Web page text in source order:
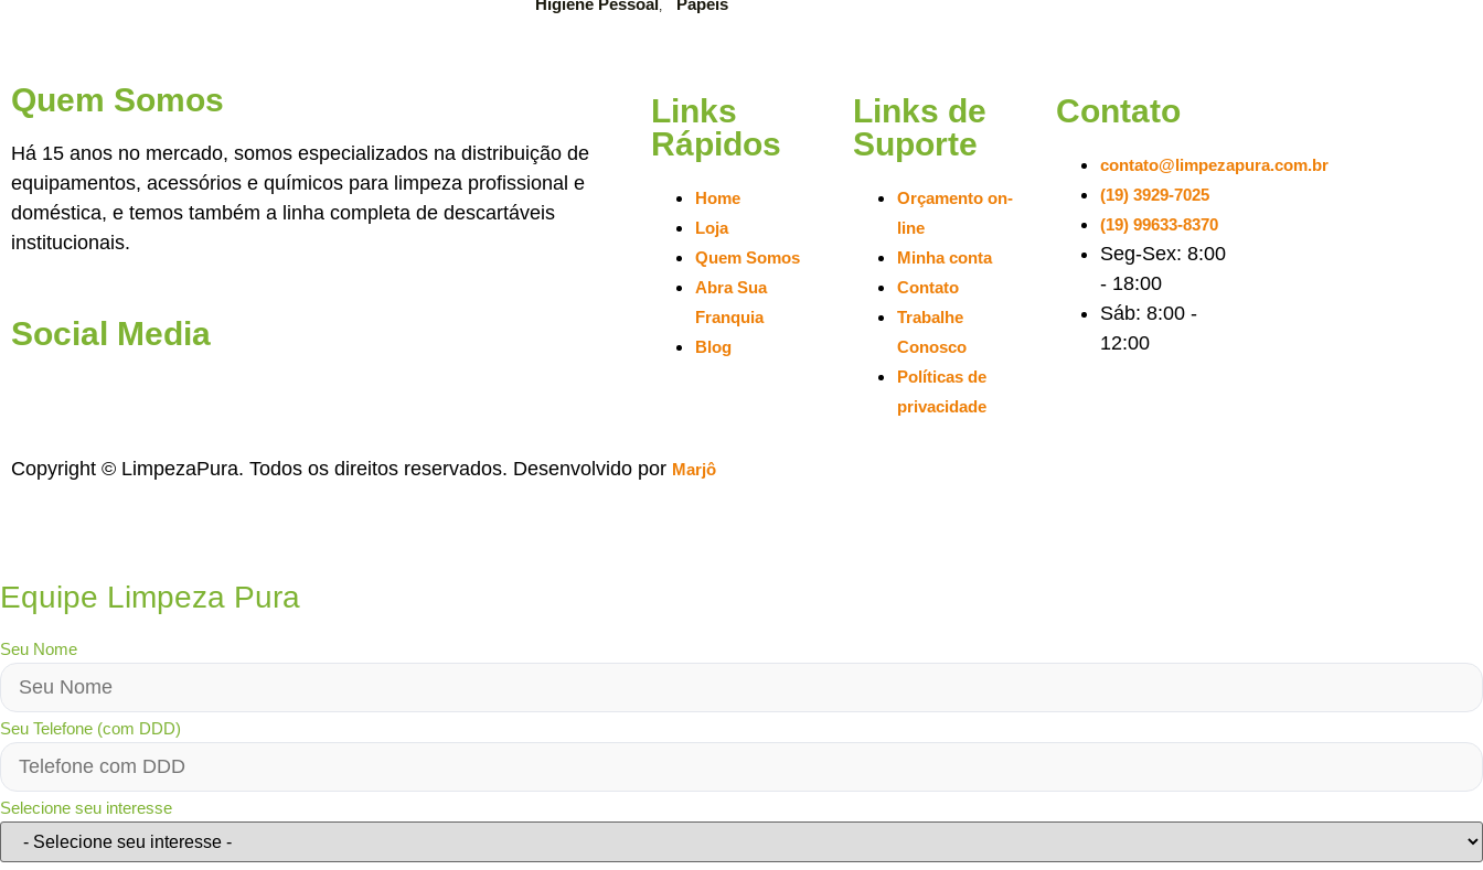
Quem Somos
Há 15 anos no mercado, somos especializados na distribuição de
equipamentos, acessórios e químicos para limpeza profissional e
doméstica, e temos também a linha completa de descartáveis
institucionais.
Social Media
Links
Rápidos
Home
Loja
Quem Somos
Abra Sua
Franquia
Blog
Links de
Suporte
Orçamento on-
line
Minha conta
Contato
Trabalhe
Conosco
Políticas de
privacidade
Contato
contato@limpezapura.com.br
(19) 3929-7025
(19) 99633-8370
Seg-Sex: 8:00
- 18:00
Sáb: 8:00 -
12:00
Copyright © LimpezaPura. Todos os direitos reservados. Desenvolvido por Marjô
Equipe Limpeza Pura
Seu Nome
Seu Telefone (com DDD)
Selecione seu interesse